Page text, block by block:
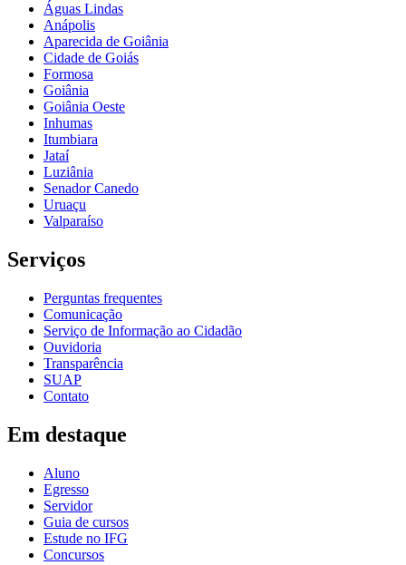
Águas Lindas
Anápolis
Aparecida de Goiânia
Cidade de Goiás
Formosa
Goiânia
Goiânia Oeste
Inhumas
Itumbiara
Jataí
Luziânia
Senador Canedo
Uruaçu
Valparaíso
Serviços
Perguntas frequentes
Comunicação
Serviço de Informação ao Cidadão
Ouvidoria
Transparência
SUAP
Contato
Em destaque
Aluno
Egresso
Servidor
Guia de cursos
Estude no IFG
Concursos